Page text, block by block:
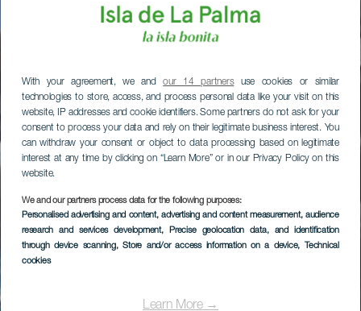
With your agreement, we andour 14 partnersuse cookies or similar
technologies to store, access, and process personal data like your visit on this
website, IP addresses and cookie identifiers. Some partners do not ask for your
consent to process your data and rely on their legitimate business interest. You
can withdraw your consent or object to data processing based on legitimate
interest at any time by clicking on “Learn More” or in our Privacy Policy on this
website.
We and our partners process data for the following purposes:
Personalised advertising and content, advertising and content measurement, audience
research and services development, Precise geolocation data, and identification
through device scanning, Store and/or access information on a device, Technical
cookies
Learn More →